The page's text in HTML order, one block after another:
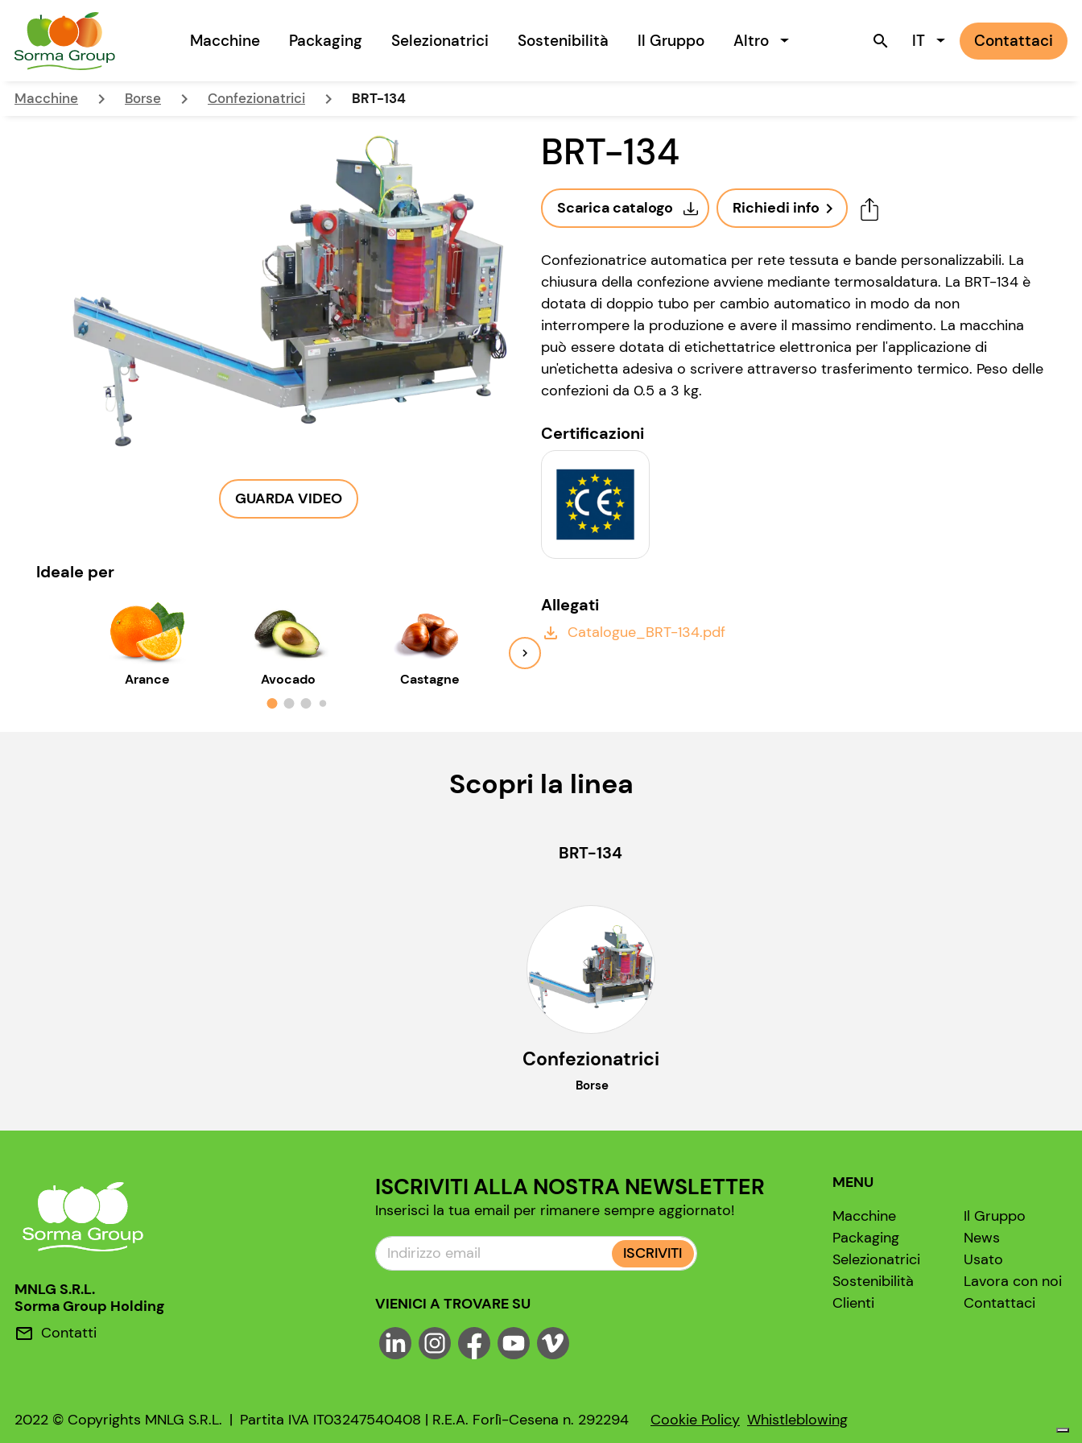
Macchine Packaging Selezionatrici Sostenibilità Il Gruppo Altro search IT Contattaci
Macchine keyboard_arrow_right Borse keyboard_arrow_right Confezionatrici keyboard_arrow_right BRT-134
GUARDA VIDEO
Ideale per
Arance Avocado Castagne
BRT-134
Scarica catalogo Richiedi info navigate_next
Confezionatrice automatica per rete tessuta e bande personalizzabili. La
chiusura della confezione avviene mediante termosaldatura. La BRT-134 è
dotata di doppio tubo per cambio automatico in modo da non
interrompere la produzione e avere il massimo rendimento. La macchina
può essere dotata di etichettatrice elettronica per l'applicazione di
un'etichetta adesiva o scrivere attraverso trasferimento termico. Peso delle
confezioni da 0.5 a 3 kg.
Certificazioni
Allegati
file_download Catalogue_BRT-134.pdf
Scopri la linea
BRT-134
Confezionatrici
Borse
MNLG S.R.L.
Sorma Group Holding
mail Contatti
ISCRIVITI ALLA NOSTRA NEWSLETTER
Inserisci la tua email per rimanere sempre aggiornato!
ISCRIVITI
VIENICI A TROVARE SU
MENU
Macchine
Packaging
Selezionatrici
Sostenibilità
Clienti
Il Gruppo
News
Usato
Lavora con noi
Contattaci
2022 © Copyrights MNLG S.R.L. | Partita IVA IT03247540408 | R.E.A. Forlì-Cesena n. 292294 Cookie Policy Whistleblowing